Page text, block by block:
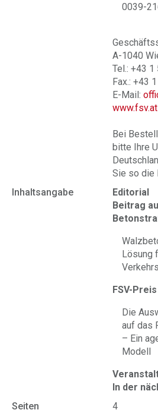
0039-
A-1040
Tel.: +43
Fax.: +43
E-Mail:
www.fsv.at
Bei
bitte Ihre
Sie so die
Inhaltsangabe
Editorial
Beitrag
Lösung
FSV-
Die
auf das
– Ein
Modell
In der
Seiten
4